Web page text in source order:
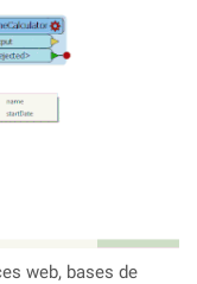
web, bases de